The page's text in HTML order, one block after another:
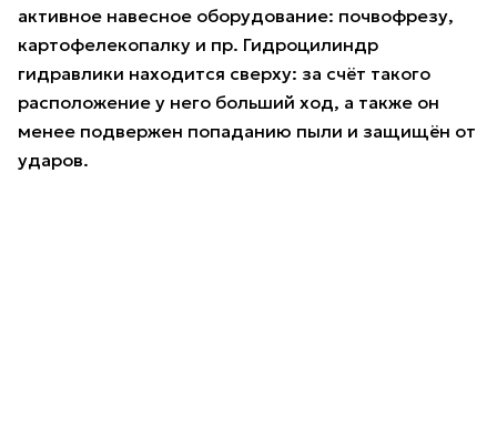
активное навесное оборудование: почвофрезу,
картофелекопалку и пр. Гидроцилиндр
гидравлики находится сверху: за счёт такого
расположение у него больший ход, а также он
менее подвержен попаданию пыли и защищён от
ударов.